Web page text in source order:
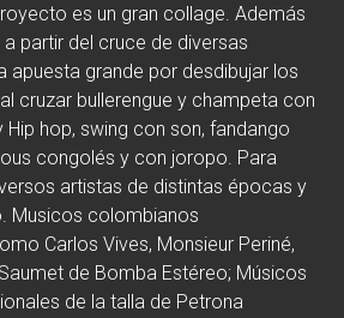
es un gran collage. Además
partir del cruce de diversas
apuesta grande por desdibujar los
cruzar bullerengue y champeta con
Hip hop, swing con son, fandango
congolés y con joropo. Para
artistas de distintas épocas y
Musicos colombianos
Carlos Vives, Monsieur Periné,
de Bomba Estéreo; Músicos
de la talla de Petrona